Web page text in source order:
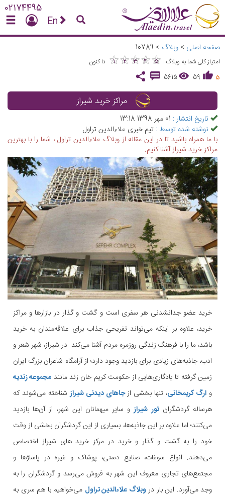
02174495
En
صفحه اصلی > وبلاگ >
10789
امتیاز کلی شما به وبلاگ ★
1 ★
2 ★
3 ★
4 ★
5
★★★★★
تا کنون
5
59
5615
مراکز خرید شیراز
تاریخ انتشار : 01 مهر 1398 13:18
نوشته شده توسط : تیم خبری علاءالدین تراول
با ما همراه باشید تا در این مقاله از وبلاگ علاءالدین تراول ، شما را با بهترین
مراکز خرید شیراز آشنا کنیم.
خرید عضو جدانشدنی هر سفری است و گشت و گذار در بازارها و مراکز
خرید، علاوه بر اینکه می‌تواند تفریحی جذاب برای علاقه‌مندان به خرید
باشد، ما را با فرهنگ زندگی روزمره مردم آشنا می‌کند. در شیراز، شهر شعر و
ادب، جاذبه‌های زیادی برای بازدید وجود دارد؛ از آرامگاه شاعران بزرگ ایران
زمین گرفته تا یادگاری‌هایی از حکومت کریم خان زند مانند مجموعه زندیه
و ارگ کریمخانی، تنها بخشی ازجاهای دیدنی شیرازشناخته می‌شوند که
هرساله گردشگرانتور شیرازو سایر میهمانان این شهر، از آن‌ها بازدید
می‌کنند؛ اما علاوه بر این جاذبه‌ها، بسیاری از این گردشگران بخشی از وقت
خود را به گشت و گذار و خرید در مرکز خرید های شیراز اختصاص
می‌دهند. انواع سوغات، صنایع دستی، پوشاک و غیره در پاساژها و
مجتمع‌های تجاری معروف این شهر به فروش می‌رسد و گردشگران را به
وجد می‌آورد. این بار دروبلاگ علاءالدین تراول می‌خواهیم با هم سری به